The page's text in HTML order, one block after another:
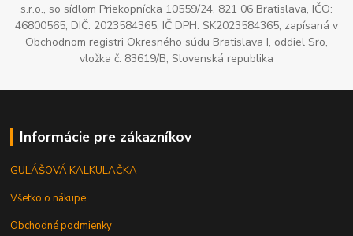
s.r.o., so sídlom Priekopnícka 10559/24, 821 06 Bratislava, IČO:
46800565, DIČ: 2023584365, IČ DPH: SK2023584365, zapísaná v
Obchodnom registri Okresného súdu Bratislava I, oddiel Sro,
vložka č. 83619/B, Slovenská republika
Informácie pre zákazníkov
GULÁŠOVÁ KALKULAČKA
Všetko o nákupe
Obchodné podmienky